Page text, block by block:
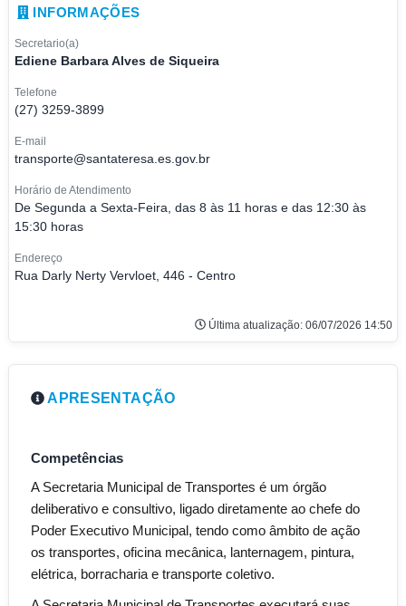
INFORMAÇÕES
Secretario(a)
Ediene Barbara Alves de Siqueira
Telefone
(27) 3259-3899
E-mail
transporte@santateresa.es.gov.br
Horário de Atendimento
De Segunda a Sexta-Feira, das 8 às 11 horas e das 12:30 às
15:30 horas
Endereço
Rua Darly Nerty Vervloet, 446 - Centro
Última atualização: 06/07/2026 14:50
APRESENTAÇÃO
Competências
A Secretaria Municipal de Transportes é um órgão
deliberativo e consultivo, ligado diretamente ao chefe do
Poder Executivo Municipal, tendo como âmbito de ação
os transportes, oficina mecânica, lanternagem, pintura,
elétrica, borracharia e transporte coletivo.